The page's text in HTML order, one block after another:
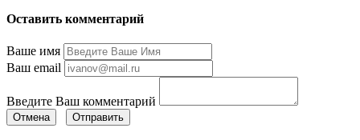
Оставить комментарий
Ваше имя
Ваш email
Введите Ваш комментарий
Отмена Отправить